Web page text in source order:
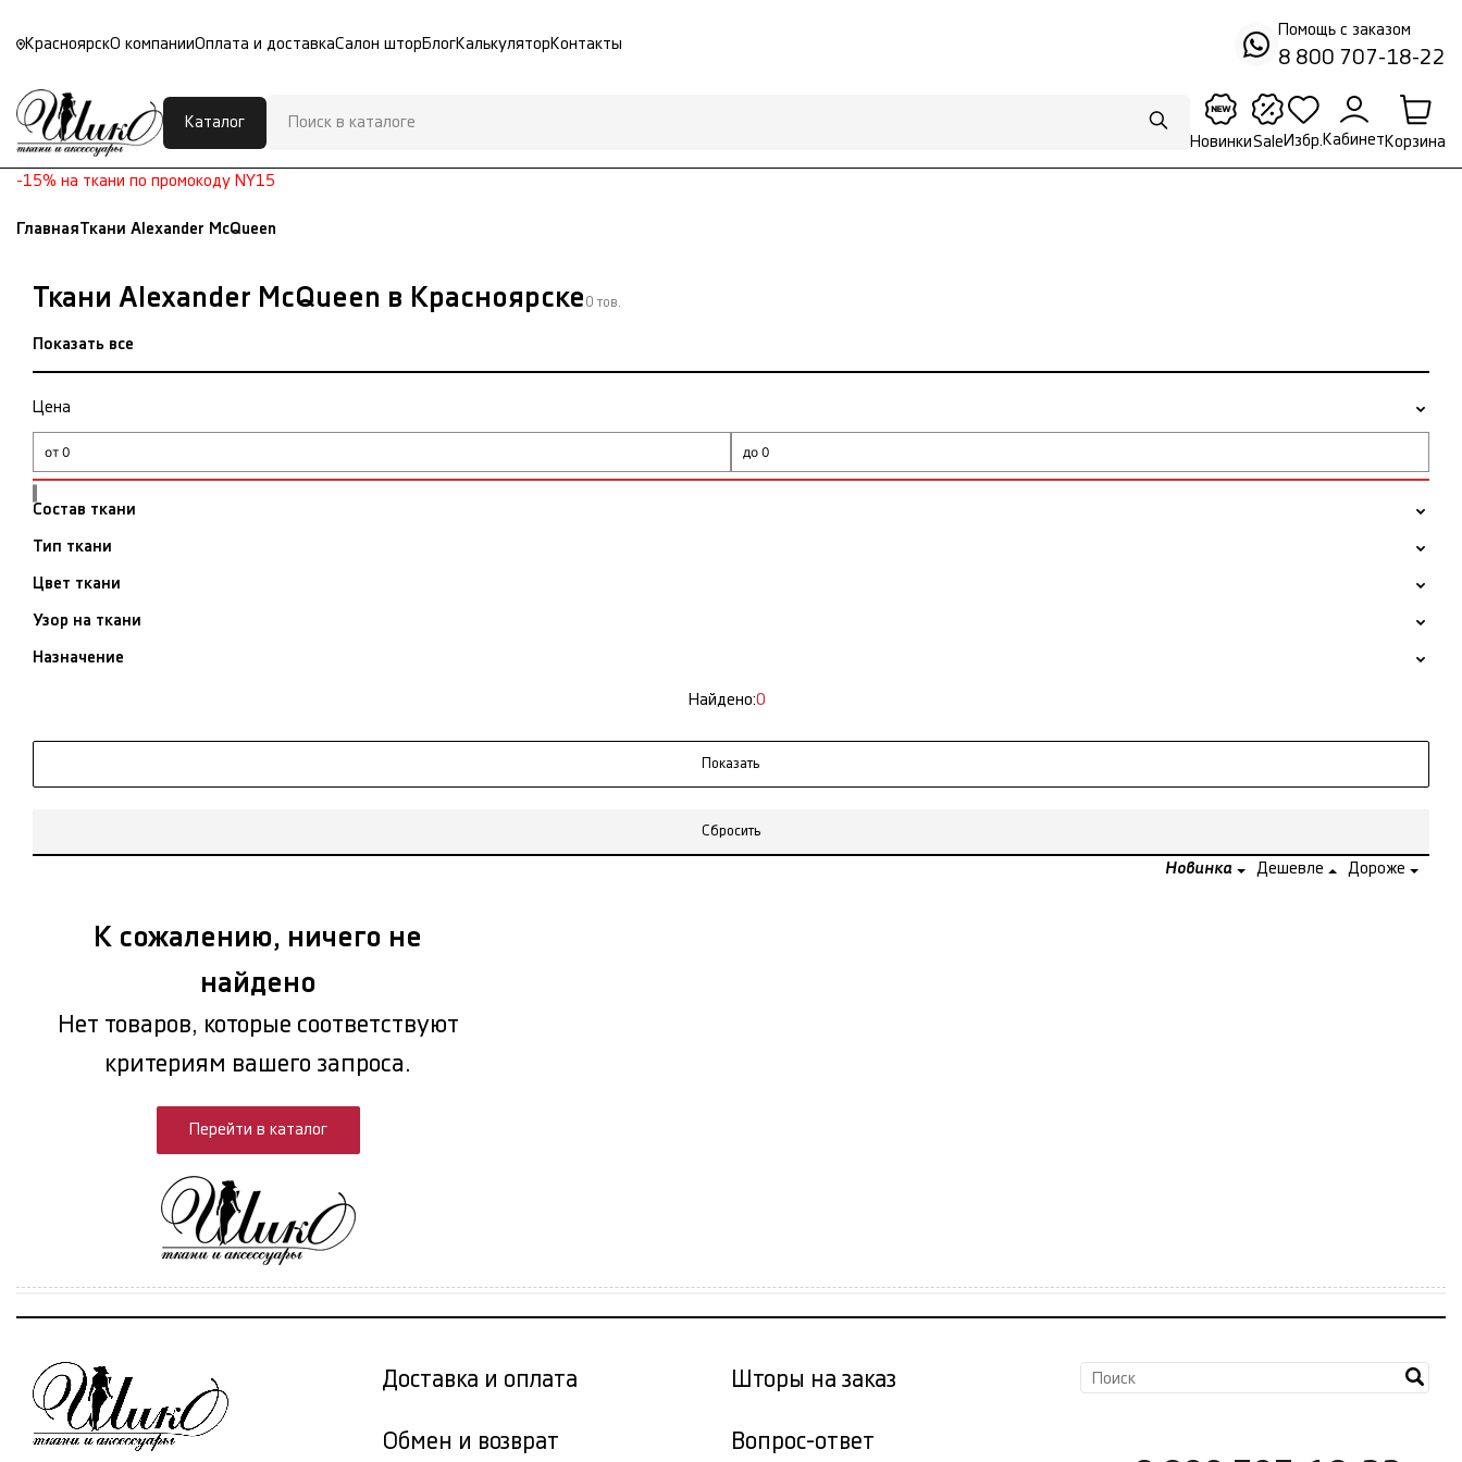
КрасноярскО компанииОплата и доставкаСалон штор БлогКалькулятор Контакты
Помощь с заказом
8 800 707-18-22
Каталог
НовинкиSale Избр. Кабинет Корзина
-15% на ткани по промокоду NY15
ГлавнаяТкани Alexander McQueen
Ткани Alexander McQueen в Красноярске 0 тов.
Показать все
Цена
Состав ткани
Тип ткани
Цвет ткани
Узор на ткани
Назначение
Найдено:0
Сбросить
Новинка Дешевле Дороже
К сожалению, ничего не
найдено
Нет товаров, которые соответствуют
критериям вашего запроса.
Перейти в каталог
Доставка и оплата
Обмен и возврат
Шторы на заказ
Вопрос-ответ